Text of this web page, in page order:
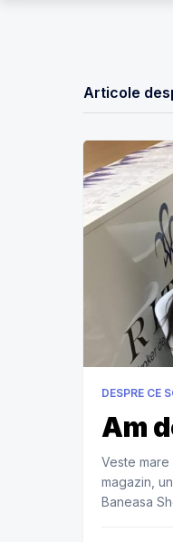
Articole
DESPRE CE
Am
Veste
magazin,
Baneasa